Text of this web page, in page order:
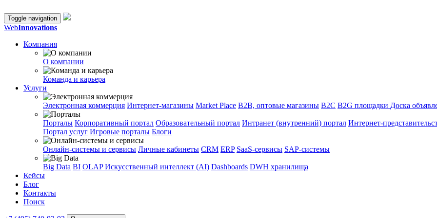
Toggle navigation
WebInnovations
Компания
О компании
Команда и карьера
Услуги
Электронная коммерция Интернет-магазины Market Place B2B, оптовые магазины В2С B2G площадки Доска
Порталы Корпоративный портал Образовательный портал Интранет (внутренний) портал Интернет-
Портал услуг Игровые порталы Блоги
Онлайн-системы и сервисы Личные кабинеты CRM ERP SaaS-сервисы SAP-системы
Big Data BI OLAPИскусственный интеллект (AI) Dashboards DWH хранилища
Кейсы
Блог
Контакты
Поиск